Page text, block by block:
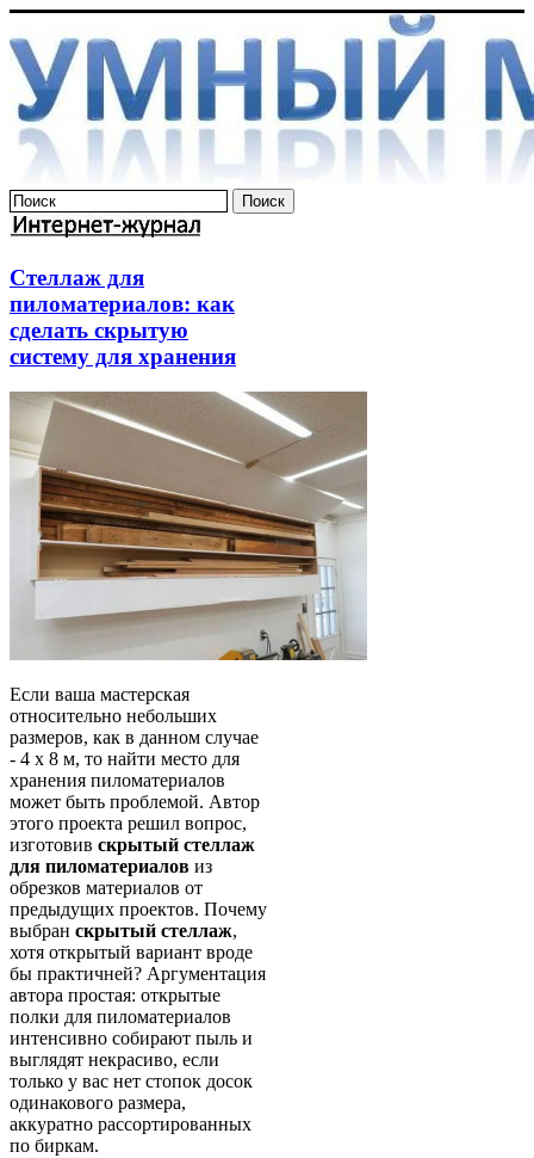
Стеллаж для
пиломатериалов: как
сделать скрытую
систему для хранения
Если ваша мастерская
относительно небольших
размеров, как в данном случае
- 4 x 8 м, то найти место для
хранения пиломатериалов
может быть проблемой. Автор
этого проекта решил вопрос,
изготовив скрытый стеллаж
для пиломатериалов из
обрезков материалов от
предыдущих проектов. Почему
выбран скрытый стеллаж,
хотя открытый вариант вроде
бы практичней? Аргументация
автора простая: открытые
полки для пиломатериалов
интенсивно собирают пыль и
выглядят некрасиво, если
только у вас нет стопок досок
одинакового размера,
аккуратно рассортированных
по биркам.